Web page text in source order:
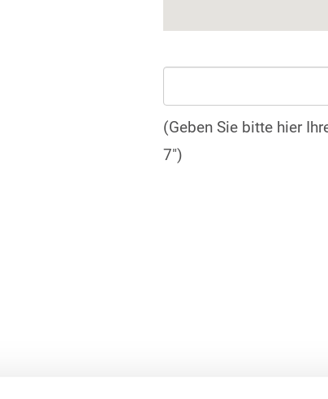
(Geben Sie bitte hier
7")